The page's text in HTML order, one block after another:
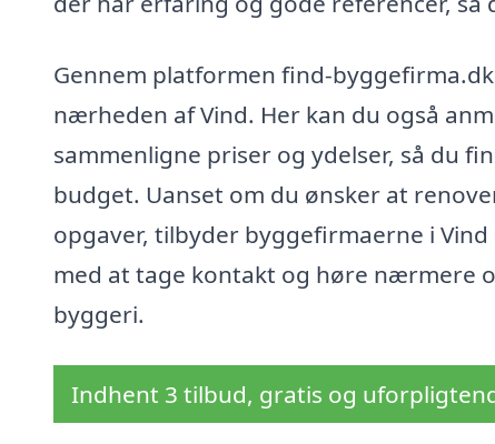
Gennem platformen find-
nærheden af Vind. Her kan du også
sammenligne priser og ydelser, så du
budget. Uanset om du ønsker at
opgaver, tilbyder byggefirmaerne i
med at tage kontakt og høre nærmere
byggeri.
Indhent 3 tilbud, gratis og